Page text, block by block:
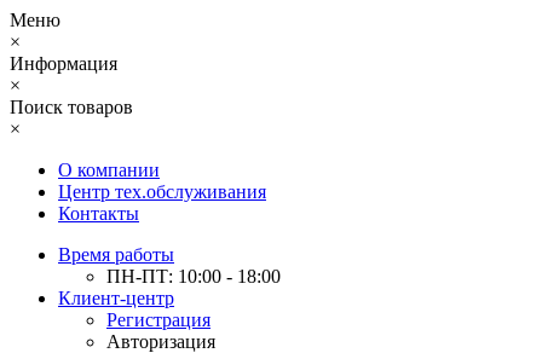
Меню
×
Информация
×
Поиск товаров
×
О компании
Центр тех.обслуживания
Контакты
Время работы
ПН-ПТ: 10:00 - 18:00
Клиент-центр
Регистрация
Авторизация